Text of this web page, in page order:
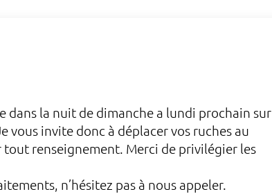
la nuit de dimanche a lundi prochain sur
vous invite donc à déplacer vos ruches au
renseignement. Merci de privilégier les
n’hésitez pas à nous appeler.